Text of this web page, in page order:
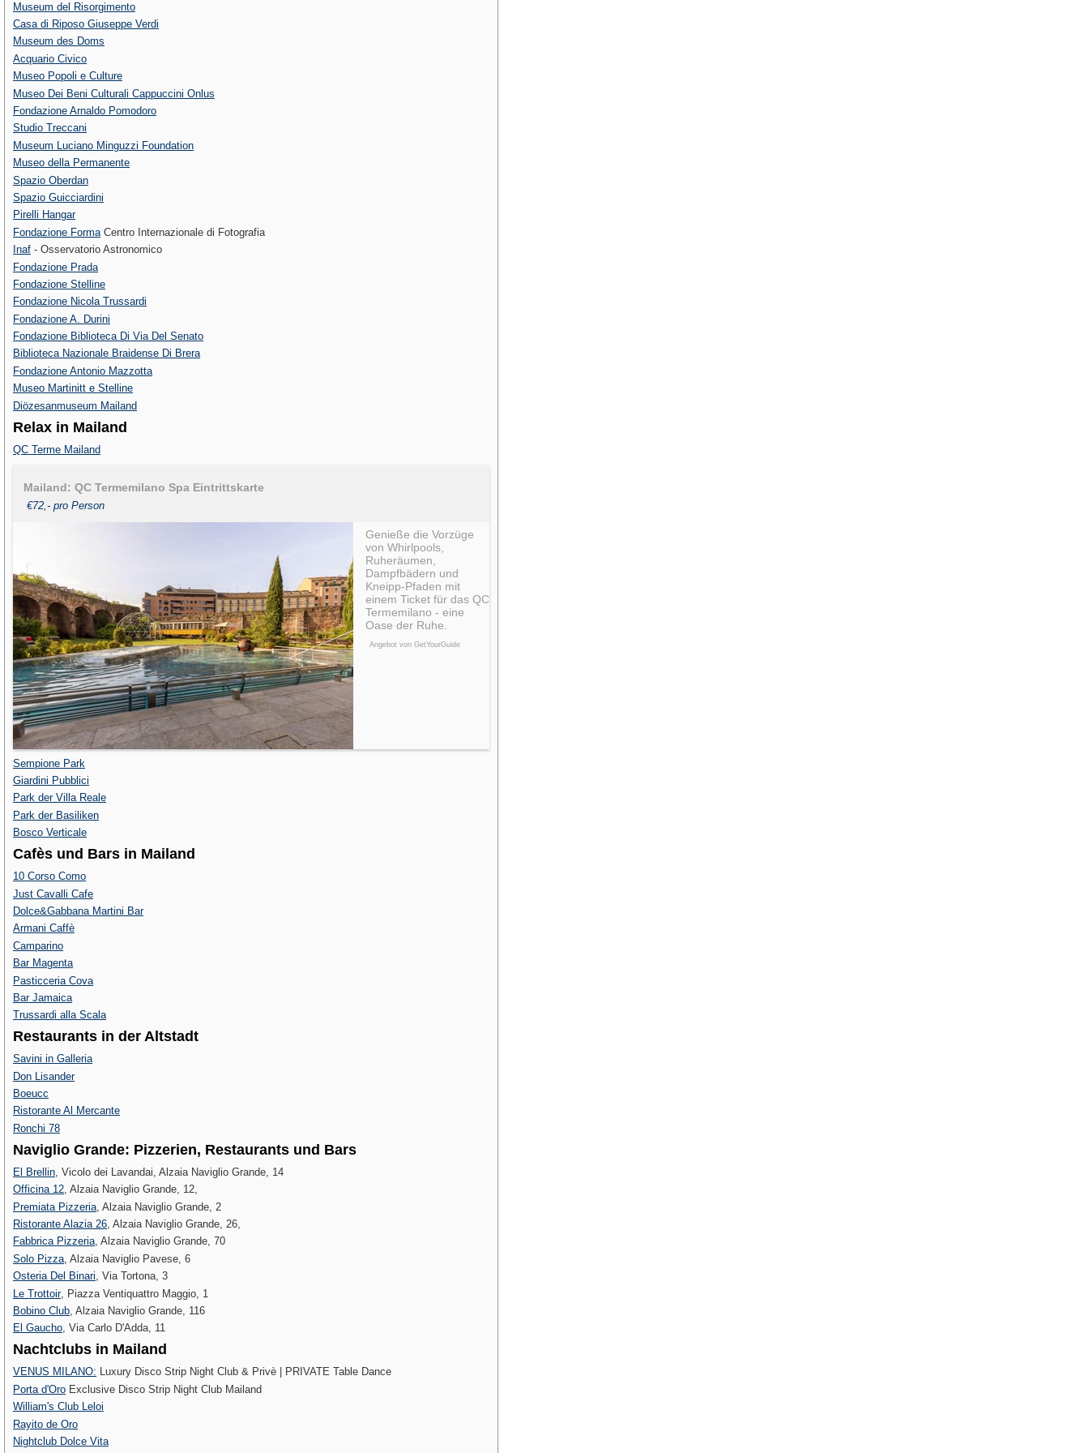
Museum del Risorgimento
Casa di Riposo Giuseppe Verdi
Museum des Doms
Acquario Civico
Museo Popoli e Culture
Museo Dei Beni Culturali Cappuccini Onlus
Fondazione Arnaldo Pomodoro
Studio Treccani
Museum Luciano Minguzzi Foundation
Museo della Permanente
Spazio Oberdan
Spazio Guicciardini
Pirelli Hangar
Fondazione Forma Centro Internazionale di Fotografia
Inaf - Osservatorio Astronomico
Fondazione Prada
Fondazione Stelline
Fondazione Nicola Trussardi
Fondazione A. Durini
Fondazione Biblioteca Di Via Del Senato
Biblioteca Nazionale Braidense Di Brera
Fondazione Antonio Mazzotta
Museo Martinitt e Stelline
Diözesanmuseum Mailand
Relax in Mailand
QC Terme Mailand
Mailand: QC Termemilano Spa Eintrittskarte
€72,- pro Person
Genieße die Vorzüge
von Whirlpools,
Ruheräumen,
Dampfbädern und
Kneipp-Pfaden mit
einem Ticket für das QC
Termemilano - eine
Oase der Ruhe.
Angebot von GetYourGuide
Sempione Park
Giardini Pubblici
Park der Villa Reale
Park der Basiliken
Bosco Verticale
Cafès und Bars in Mailand
10 Corso Como
Just Cavalli Cafe
Dolce&Gabbana Martini Bar
Armani Caffè
Camparino
Bar Magenta
Pasticceria Cova
Bar Jamaica
Trussardi alla Scala
Restaurants in der Altstadt
Savini in Galleria
Don Lisander
Boeucc
Ristorante Al Mercante
Ronchi 78
Naviglio Grande: Pizzerien, Restaurants und Bars
El Brellin , Vicolo dei Lavandai, Alzaia Naviglio Grande, 14
Officina 12, Alzaia Naviglio Grande, 12,
Premiata Pizzeria , Alzaia Naviglio Grande, 2
Ristorante Alazia 26, Alzaia Naviglio Grande, 26,
Fabbrica Pizzeria, Alzaia Naviglio Grande, 70
Solo Pizza , Alzaia Naviglio Pavese, 6
Osteria Del Binari, Via Tortona, 3
Le Trottoir‎, Piazza Ventiquattro Maggio, 1
Bobino Club, Alzaia Naviglio Grande, 116
El Gaucho, Via Carlo D'Adda, 11
Nachtclubs in Mailand
VENUS MILANO: Luxury Disco Strip Night Club & Privè | PRIVATE Table Dance
Porta d'Oro Exclusive Disco Strip Night Club Mailand
William's Club Leloi
Rayito de Oro
Nightclub Dolce Vita